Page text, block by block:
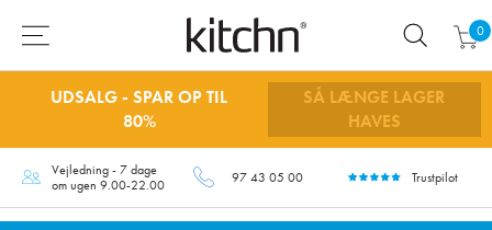
0
UDSALG - SPAR OP TIL
80%
SÅ LÆNGE LAGER
HAVES
Vejledning - 7 dage
om ugen 9.00-22.00
97 43 05 00 Trustpilot